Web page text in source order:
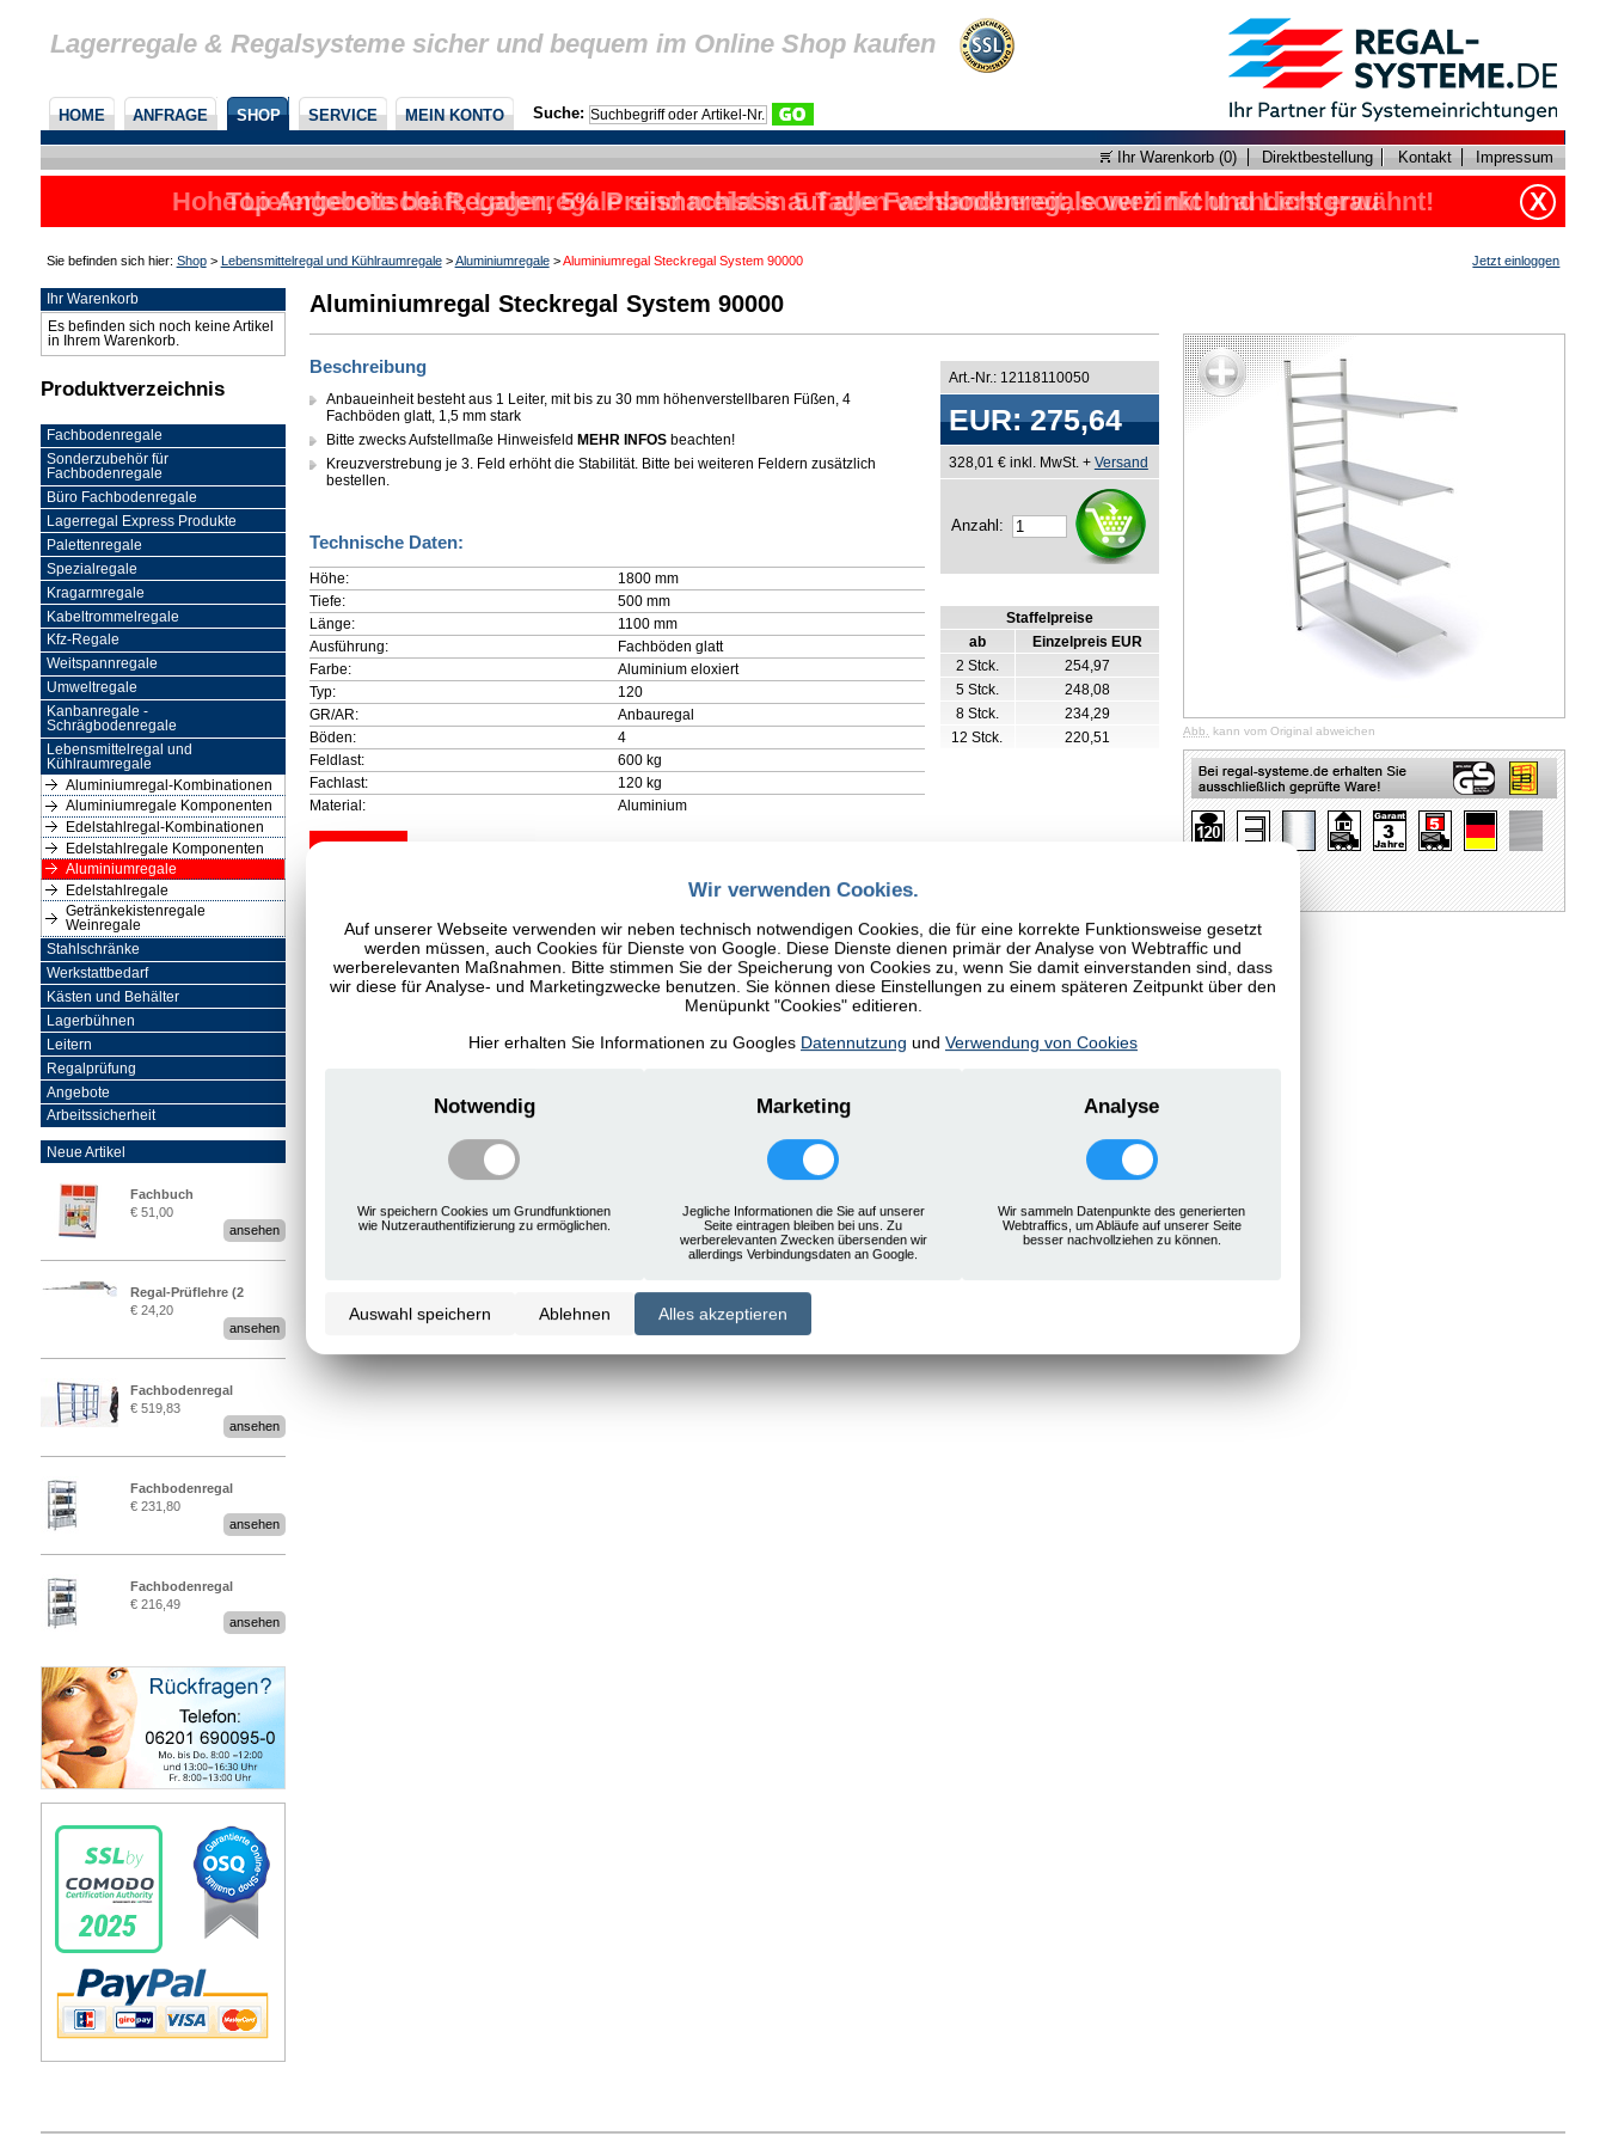
Lagerregale & Regalsysteme sicher und bequem im Online Shop kaufen
HOME ANFRAGE SHOP SERVICE MEIN KONTO Suche:
Ihr Warenkorb (0) Direktbestellung Kontakt Impressum
Top Angebote bei Regalen, 5% Preisnachlass auf alle Fachbodenregale verzinkt und Lichtgrau
Hohe Lieferbereitschaft, Lagerregale sind meist in 5 Tagen versandbereit, soweit nicht anders erwähnt! X
Jetzt einloggen
Sie befinden sich hier: Shop> Lebensmittelregal und Kühlraumregale>Aluminiumregale>Aluminiumregal Steckregal System 90000
Ihr Warenkorb
Es befinden sich noch keine Artikel
in Ihrem Warenkorb.
Produktverzeichnis
Fachbodenregale
Sonderzubehör für
Fachbodenregale
Büro Fachbodenregale
Lagerregal Express Produkte
Palettenregale
Spezialregale
Kragarmregale
Kabeltrommelregale
Kfz-Regale
Weitspannregale
Umweltregale
Kanbanregale -
Schrägbodenregale
Lebensmittelregal und
Kühlraumregale
Aluminiumregal-Kombinationen
Aluminiumregale Komponenten
Edelstahlregal-Kombinationen
Edelstahlregale Komponenten
Aluminiumregale
Edelstahlregale
Getränkekistenregale
Weinregale
Stahlschränke
Werkstattbedarf
Kästen und Behälter
Lagerbühnen
Leitern
Regalprüfung
Angebote
Arbeitssicherheit
Neue Artikel
Fachbuch
„Regalprüfung nach DIN
€ 51,00
ansehen
Regal-Prüflehre (2
Stück)
€ 24,20
ansehen
Fachbodenregal
Stecksystem MultiPlus
2,25 Meter breit
€ 519,83
ansehen
Fachbodenregal
Stecksystem MultiPlus
€ 231,80
ansehen
Fachbodenregal
Stecksystem MultiPlus
€ 216,49
ansehen
Aluminiumregal Steckregal System 90000
Abb. kann vom Original abweichen
Art.-Nr.: 12118110050
EUR: 275,64
328,01 € inkl. MwSt. + Versand
Anzahl:
Staffelpreise
ab
Einzelpreis EUR
2 Stck.
254,97
5 Stck.
248,08
8 Stck.
234,29
12 Stck.
220,51
Beschreibung
Anbaueinheit besteht aus 1 Leiter, mit bis zu 30 mm höhenverstellbaren Füßen, 4
Fachböden glatt, 1,5 mm stark
Bitte zwecks Aufstellmaße HinweisfeldMEHR INFOS beachten!
Kreuzverstrebung je 3. Feld erhöht die Stabilität. Bitte bei weiteren Feldern zusätzlich
bestellen.
Technische Daten:
Höhe:
1800 mm
Tiefe:
500 mm
Länge:
1100 mm
Ausführung:
Fachböden glatt
Farbe:
Aluminium eloxiert
Typ:
120
GR/AR:
Anbauregal
Böden:
4
Feldlast:
600 kg
Fachlast:
120 kg
Material:
Aluminium
Wir verwenden Cookies.
Auf unserer Webseite verwenden wir neben technisch notwendigen Cookies, die für eine korrekte Funktionsweise gesetzt
werden müssen, auch Cookies für Dienste von Google. Diese Dienste dienen primär der Analyse von Webtraffic und
werberelevanten Maßnahmen. Bitte stimmen Sie der Speicherung von Cookies zu, wenn Sie damit einverstanden sind, dass
wir diese für Analyse- und Marketingzwecke benutzen. Sie können diese Einstellungen zu einem späteren Zeitpunkt über den
Menüpunkt "Cookies" editieren.
Hier erhalten Sie Informationen zu Googles Datennutzung und Verwendung von Cookies
Notwendig
Wir speichern Cookies um Grundfunktionen
wie Nutzerauthentifizierung zu ermöglichen.
Marketing
Jegliche Informationen die Sie auf unserer
Seite eintragen bleiben bei uns. Zu
werberelevanten Zwecken übersenden wir
allerdings Verbindungsdaten an Google.
Analyse
Wir sammeln Datenpunkte des generierten
Webtraffics, um Abläufe auf unserer Seite
besser nachvollziehen zu können.
Auswahl speichern Ablehnen Alles akzeptieren